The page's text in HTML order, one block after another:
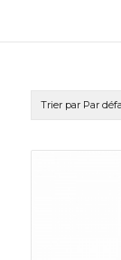
Trier par Par